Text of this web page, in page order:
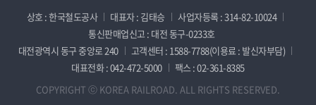
상호 : 한국철도공사 대표자 : 김태승
사업자등록 : 314-82-10024
통신판매업신고 : 대전 동구-0233호
대전광역시 동구 중앙로 240
고객센터 : 1588-7788(이용료 : 발신자부담)
대표전화 : 042-472-5000
팩스 : 02-361-8385
COPYRIGHT ⓒ KOREA RAILROAD. ALL RIGHTS RESERVED.